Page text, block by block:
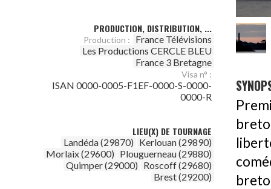
PRODUCTION, DISTRIBUTION, ...
Production :
France Télévisions
Les Productions CERCLE BLEU
France 3 Bretagne
Visa n° :
ISAN 0000-0005-F1EF-0000-S-0000-
0000-R
LIEU(X) DE TOURNAGE
Landéda (29870) Kerlouan (29890)
Morlaix (29600) Plouguerneau (29880)
Quimper (29000) Roscoff (29680)
Brest (29200)